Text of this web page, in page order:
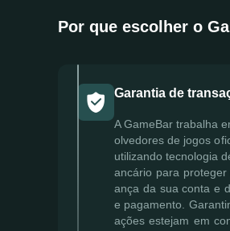
Por que escolher o
Garantia de
A GameBar trabalha
olvedores de jogos
utilizando tecnologia
ancário para
ança da sua conta e
e pagamento.
ações estejam em